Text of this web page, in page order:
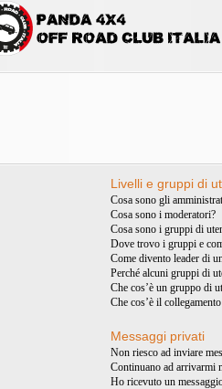
Livelli e gruppi di
Cosa sono gli
Cosa sono i moderatori?
Cosa sono i gruppi di
Dove trovo i gruppi e
Come divento leader di
Perché alcuni gruppi di
Che cos’è un gruppo di
Che cos’è il
Messaggi privati
Non riesco ad inviare
Continuano ad arrivarmi
Ho ricevuto un